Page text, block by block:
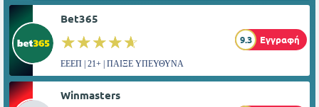
Bet365
☆☆☆☆☆
★★★★★ 9.3 Εγγραφή
ΕΕΕΠ | 21+ | ΠΑΙΞΕ ΥΠΕΥΘΥΝΑ
Winmasters